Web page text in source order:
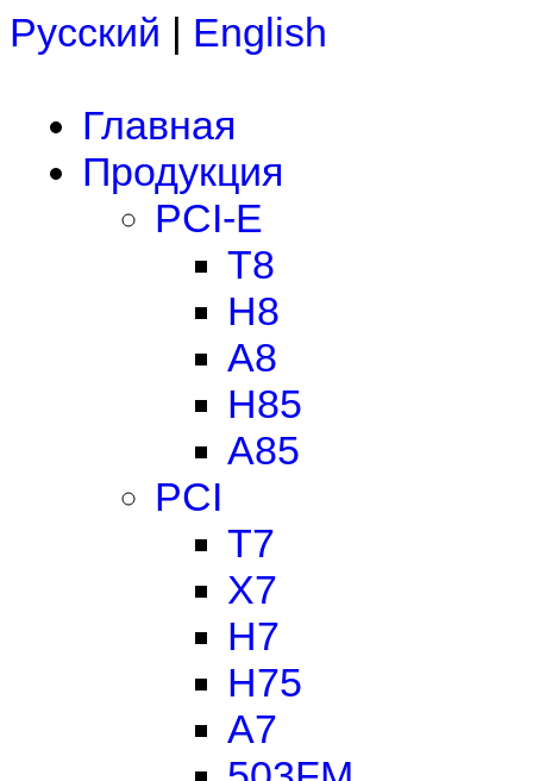
Русский | English
Главная
Продукция
PCI-E
T8
H8
A8
H85
A85
PCI
T7
X7
H7
H75
A7